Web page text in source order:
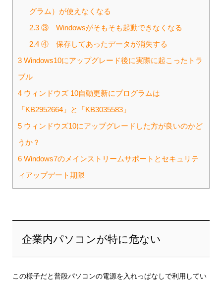
グラム）が使えなくなる
2.3③ Windowsがそもそも起動できなくなる
2.4④ 保存してあったデータが消失する
3Windows10にアップグレード後に実際に起こったトラ
ブル
4ウィンドウズ 10自動更新にプログラムは
「KB2952664」と「KB3035583」
5ウィンドウズ10にアップグレードした方が良いのかど
うか？
6Windows7のメインストリームサポートとセキュリテ
ィアップデート期限
企業内パソコンが特に危ない
この様子だと普段パソコンの電源を入れっぱなしで利用してい